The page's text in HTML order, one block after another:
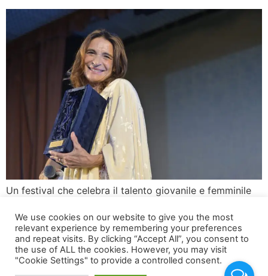
Un festival che celebra il talento giovanile e femminile
maestria da Beppe Convertini, ha regalato al pubblico
un evento straordinario. Quest’anno, il numero di
spettatori ha raggiunto cifre quasi raddoppiate rispetto
agli anni passati. La manifestazione ha messo in risalto
We use cookies on our website to give you the most
relevant experience by remembering your preferences
and repeat visits. By clicking “Accept All”, you consent to
the use of ALL the cookies. However, you may visit
"Cookie Settings" to provide a controlled consent.